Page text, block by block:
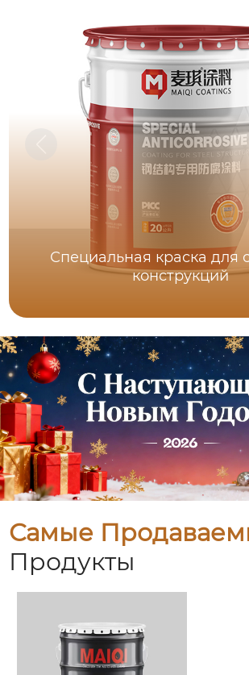
Специальная краска для
конструкций
Самые
Продукты